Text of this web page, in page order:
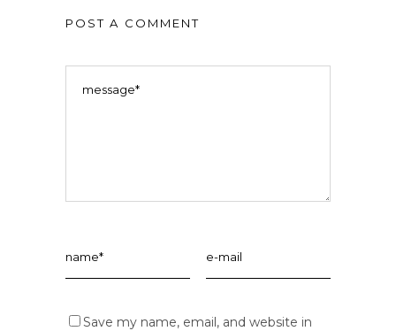
POST A COMMENT
Save my name, email, and website in